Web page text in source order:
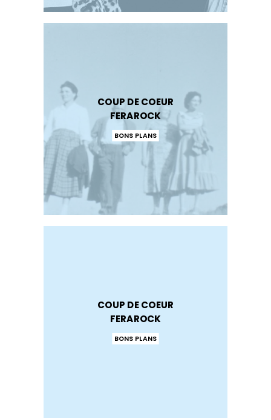
COUP DE COEUR
FERAROCK
BONS PLANS
COUP DE COEUR
FERAROCK
BONS PLANS